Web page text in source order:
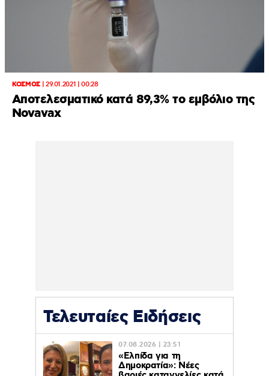
ΚΟΣΜΟΣ| 29.01.2021 | 00:28
Αποτελεσματικό κατά 89,3% το εμβόλιο της
Novavax
Τελευταίες Ειδήσεις
07.08.2026 | 23:51
«Ελπίδα για τη
Δημοκρατία»: Νέες